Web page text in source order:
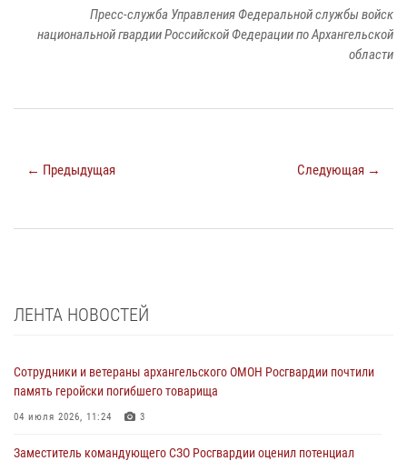
Пресс-служба Управления Федеральной службы войск
национальной гвардии Российской Федерации по Архангельской
области
← Предыдущая Следующая →
ЛЕНТА НОВОСТЕЙ
Сотрудники и ветераны архангельского ОМОН Росгвардии почтили
память геройски погибшего товарища
04 июля 2026, 11:24 3
Заместитель командующего СЗО Росгвардии оценил потенциал